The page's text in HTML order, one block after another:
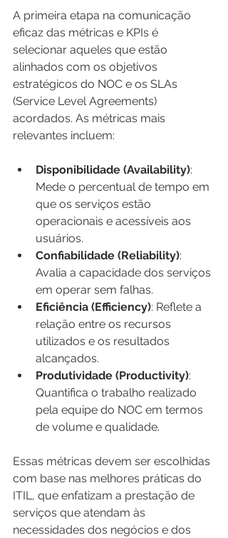
A primeira etapa na comunicação
eficaz das métricas e KPIs é
selecionar aqueles que estão
alinhados com os objetivos
estratégicos do NOC e os SLAs
(Service Level Agreements)
acordados. As métricas mais
relevantes incluem:
Disponibilidade (Availability):
Mede o percentual de tempo em
que os serviços estão
operacionais e acessíveis aos
usuários.
Confiabilidade (Reliability):
Avalia a capacidade dos serviços
em operar sem falhas.
Eficiência (Efficiency): Reflete a
relação entre os recursos
utilizados e os resultados
alcançados.
Produtividade (Productivity):
Quantifica o trabalho realizado
pela equipe do NOC em termos
de volume e qualidade.
Essas métricas devem ser escolhidas
com base nas melhores práticas do
ITIL, que enfatizam a prestação de
serviços que atendam às
necessidades dos negócios e dos